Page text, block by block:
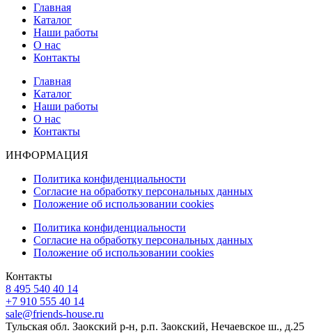
Главная
Каталог
Наши работы
О нас
Контакты
Главная
Каталог
Наши работы
О нас
Контакты
ИНФОРМАЦИЯ
Политика конфиденциальности
Согласие на обработку персональных данных
Положение об использовании cookies
Политика конфиденциальности
Согласие на обработку персональных данных
Положение об использовании cookies
Контакты
8 495 540 40 14
+7 910 555 40 14
sale@friends-house.ru
Тульская обл. Заокский р-н, р.п. Заокский, Нечаевское ш., д.25